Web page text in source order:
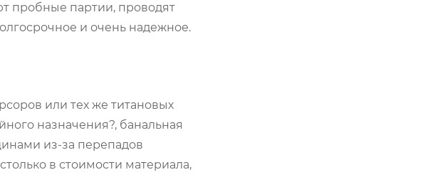
пробные партии, проводят
и очень надежное.
или тех же титановых
назначения?, банальная
из-за перепадов
в стоимости материала,